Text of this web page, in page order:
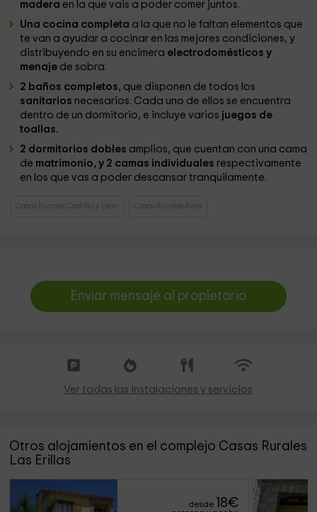
madera en la que vais a poder comer juntos.
Una cocina completa a la que no le faltan elementos que
te van a ayudar a cocinar en las mejores condiciones, y
distribuyendo en su encimera electrodomésticos y
menaje de sobra.
2 baños completos, que disponen de todos los
sanitarios necesarios. Cada uno de ellos se encuentra
dentro de un dormitorio, e incluye varios juegos de
toallas.
2 dormitorios dobles amplios, que cuentan con una cama
de matrimonio, y 2 camas individuales respectivamente
en los que vas a poder descansar tranquilamente.
Casas Rurales Castilla y León Casas Rurales Ávila
Enviar mensaje al propietario
Ver todas las instalaciones y servicios
Otros alojamientos en el complejo Casas Rurales
Las Erillas
desde 18€